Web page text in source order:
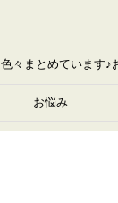
まとめています
お悩み